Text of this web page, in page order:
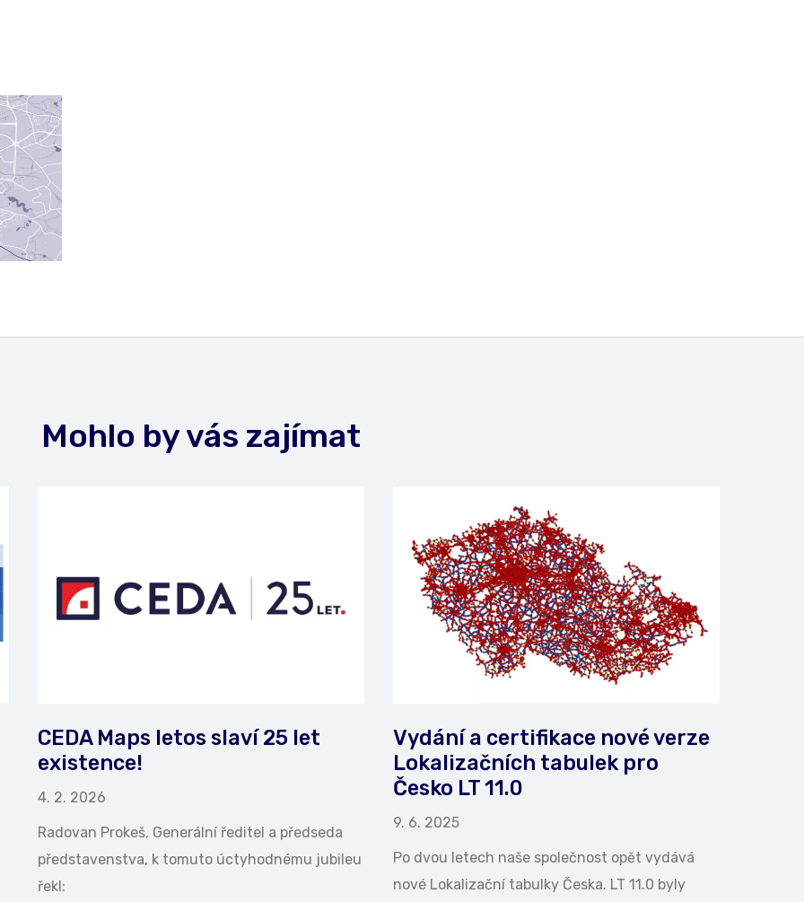
Mohlo by vás zajímat
CEDA Maps letos slaví 25 let
existence!
4. 2. 2026
Radovan Prokeš, Generální ředitel a předseda
představenstva, k tomuto úctyhodnému jubileu
řekl:
Vydání a certifikace nové verze
Lokalizačních tabulek pro
Česko LT 11.0
9. 6. 2025
Po dvou letech naše společnost opět vydává
nové Lokalizační tabulky Česka. LT 11.0 byly